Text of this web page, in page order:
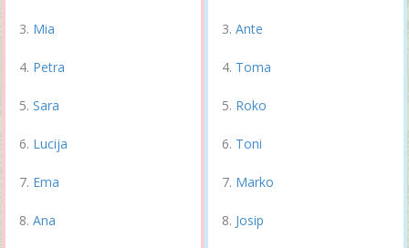
Mia
Petra
Sara
Lucija
Ema
Ana
Ante
Toma
Roko
Toni
Marko
Josip